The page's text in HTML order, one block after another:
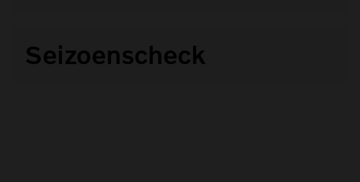
voor ow comfort
Seizoenscheck